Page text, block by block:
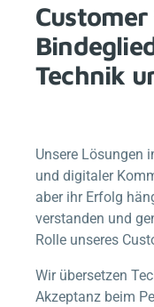
Customer
Technik
Unsere Lösungen
und digitaler
aber ihr Erfolg
verstanden und
Rolle unseres
Wir übersetzen
Akzeptanz beim